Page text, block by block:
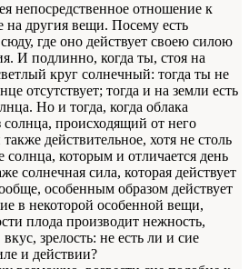
непосредственное отношение к
на другия вещи. Посему есть
где оно действует своею силою
И подлинно, когда ты, стоя на
круг солнечный: тогда ты не
отсутствует; тогда и на земли есть
Но и тогда, когда облака
солнца, происходящий от него
действительное, хотя не столь
солнца, которым и отличается день
солнечная сила, которая действует
особенным образом действует
в некоторой особенной вещи,
плода производит нежность,
зрелость: не есть ли и сие
и действии?